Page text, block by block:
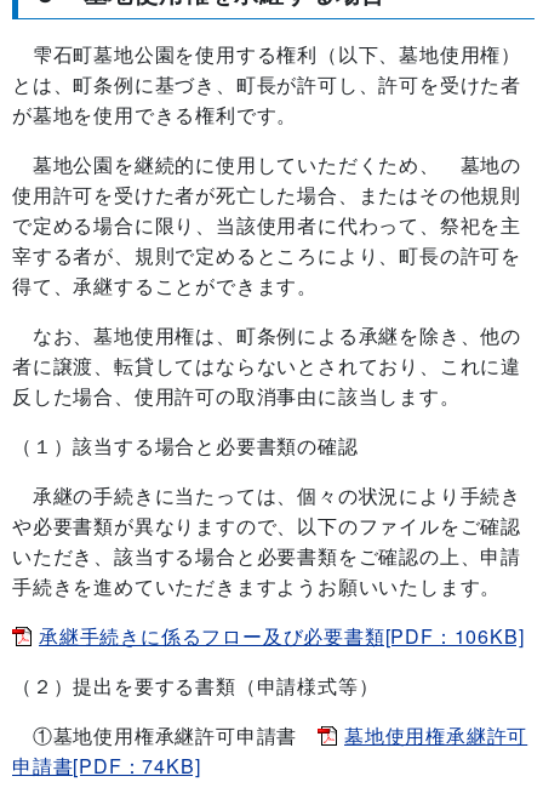
雫石町墓地公園を使用する権利（以下、墓地使用権）
とは、町条例に基づき、町長が許可し、許可を受けた者
が墓地を使用できる権利です。
墓地公園を継続的に使用していただくため、 墓地の
使用許可を受けた者が死亡した場合、またはその他規則
で定める場合に限り、当該使用者に代わって、祭祀を主
宰する者が、規則で定めるところにより、町長の許可を
得て、承継することができます。
なお、墓地使用権は、町条例による承継を除き、他の
者に譲渡、転貸してはならないとされており、これに違
反した場合、使用許可の取消事由に該当します。
（１）該当する場合と必要書類の確認
承継の手続きに当たっては、個々の状況により手続き
や必要書類が異なりますので、以下のファイルをご確認
いただき、該当する場合と必要書類をご確認の上、申請
手続きを進めていただきますようお願いいたします。
承継手続きに係るフロー及び必要書類[PDF：106KB]
（２）提出を要する書類（申請様式等）
①墓地使用権承継許可申請書
墓地使用権承継許可
申請書[PDF：74KB]